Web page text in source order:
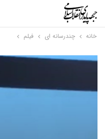
خانه چندرسانه ای فیلم